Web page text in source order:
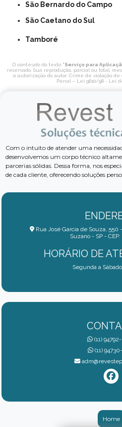
São Bernardo do Campo
São Caetano do Sul
Tamboré
O conteúdo do texto "Serviço para
reservado. Sua reprodução, parcial ou total,
a autorização do autor. Crime de violação
Penal – Lei 9610/98 - Lei
Com o intuito de atender uma
desenvolvemos um corpo técnico
parcerias sólidas. Dessa forma, nos
de cada cliente, oferecendo soluções
Rua José Garcia de Souza, 550
Suzano - SP -
HORÁRIO DE
Segunda a
(11)
(11)
Home